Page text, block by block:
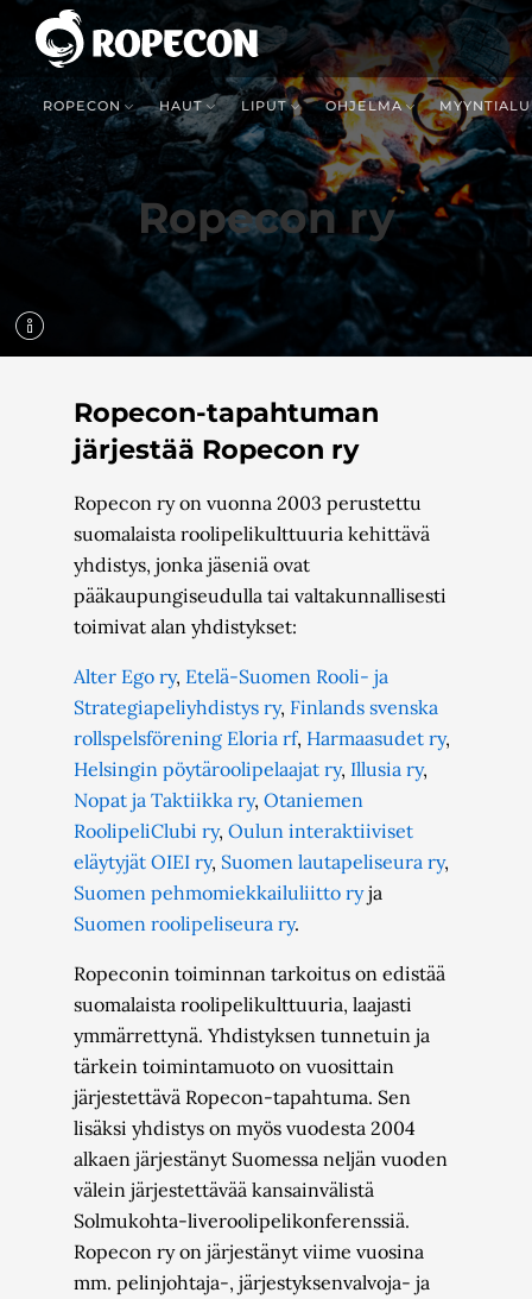
ROPECON HAUT LIPUT OHJELMA
Ropecon ry
Ropecon-tapahtuman
järjestää Ropecon ry
Ropecon ry on vuonna 2003 perustettu
suomalaista roolipelikulttuuria kehittävä
yhdistys, jonka jäseniä ovat
pääkaupungiseudulla tai valtakunnallisesti
toimivat alan yhdistykset:
Alter Ego ry, Etelä-Suomen Rooli- ja
Strategiapeliyhdistys ry, Finlands svenska
rollspelsförening Eloria rf, Harmaasudet ry,
Helsingin pöytäroolipelaajat ry, Illusia ry,
Nopat ja Taktiikka ry, Otaniemen
RoolipeliClubi ry, Oulun interaktiiviset
eläytyjät OIEI ry, Suomen lautapeliseura ry,
Suomen pehmomiekkailuliitto ryja
Suomen roolipeliseura ry.
Ropeconin toiminnan tarkoitus on edistää
suomalaista roolipelikulttuuria, laajasti
ymmärrettynä. Yhdistyksen tunnetuin ja
tärkein toimintamuoto on vuosittain
järjestettävä Ropecon-tapahtuma. Sen
lisäksi yhdistys on myös vuodesta 2004
alkaen järjestänyt Suomessa neljän vuoden
välein järjestettävää kansainvälistä
Solmukohta-liveroolipelikonferenssiä.
Ropecon ry on järjestänyt viime vuosina
mm. pelinjohtaja-, järjestyksenvalvoja- ja